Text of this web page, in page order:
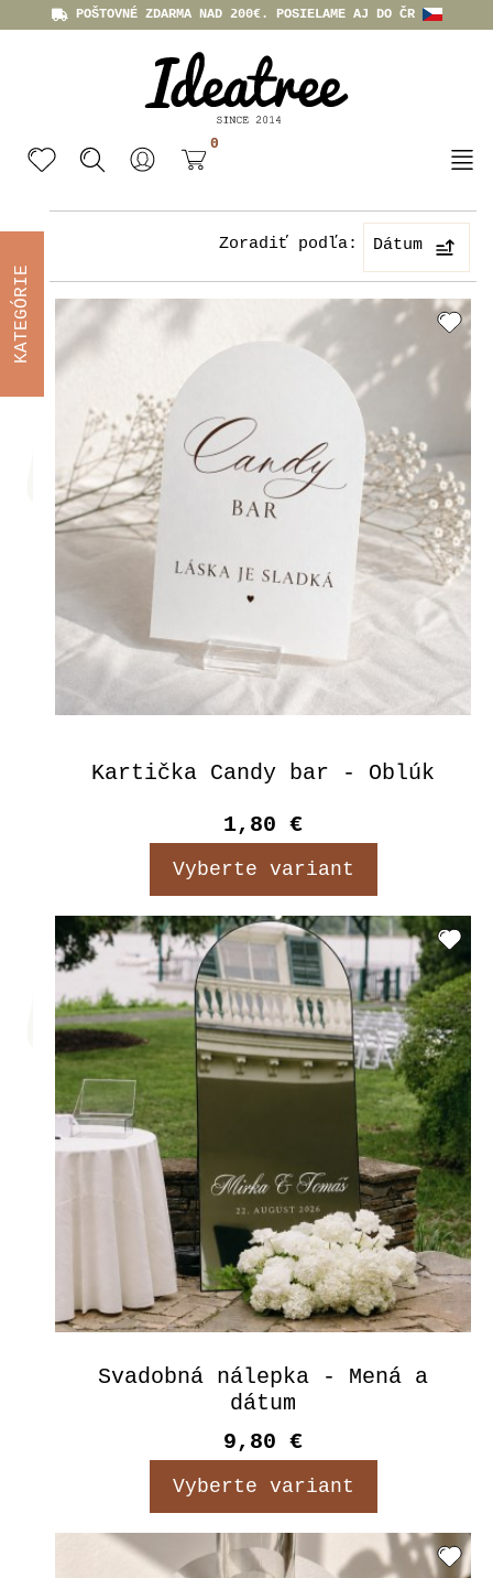
POŠTOVNÉ ZDARMA NAD 200€. POSIELAME AJ DO ČR
0
Zoradiť podľa: Dátum
Kartička Candy bar - Oblúk
1,80 €
Vyberte variant
Svadobná nálepka - Mená a
dátum
9,80 €
Vyberte variant
KATEGÓRIE